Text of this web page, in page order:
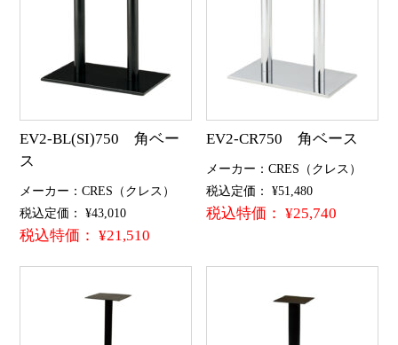
EV2-BL(SI)750 角ベー
ス
メーカー：CRES（クレス）
税込定価： ¥43,010
税込特価： ¥21,510
EV2-CR750 角ベース
メーカー：CRES（クレス）
税込定価： ¥51,480
税込特価： ¥25,740